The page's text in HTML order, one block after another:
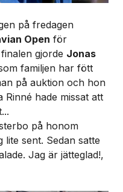
på fredagen
Open för
gjorde Jonas
familjen har fött
på auktion och hon
Rinné hade missat att
på honom
lite sent. Sedan satte
Jag är jätteglad!,